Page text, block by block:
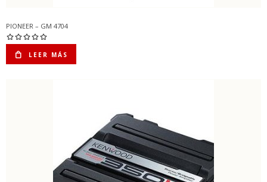
PIONEER – GM 4704
LEER MÁS